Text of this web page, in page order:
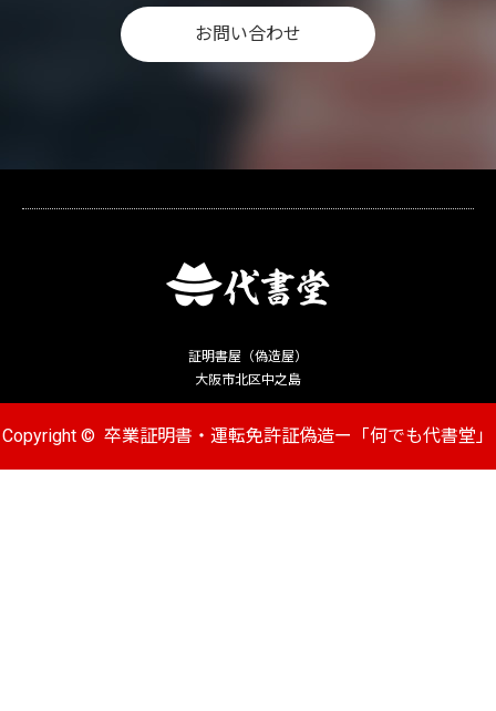
お問い合わせ
証明書屋（偽造屋）
大阪市北区中之島
Copyright © 卒業証明書・運転免許証偽造ー「何でも代書堂」